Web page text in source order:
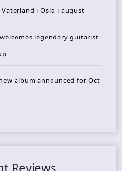
Vaterland i Oslo i august
welcomes legendary guitarist
album announced for Oct
Reviews